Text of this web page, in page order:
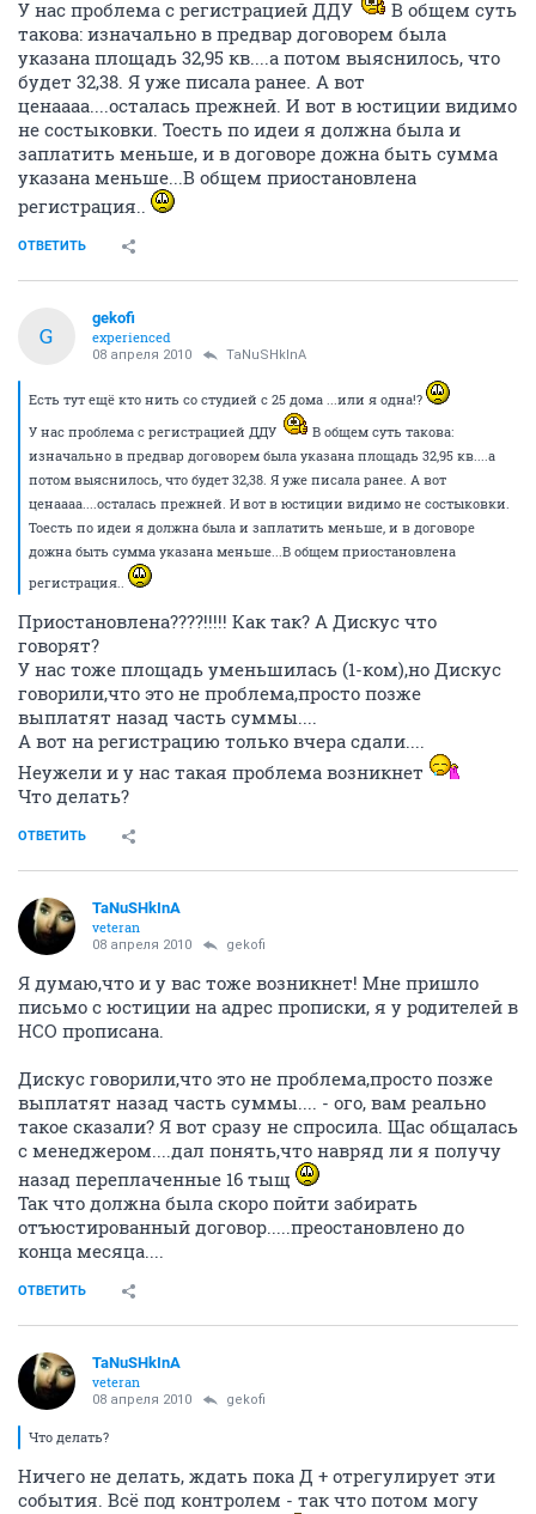
У нас проблема с регистрацией ДДУ
В общем суть
такова: изначально в предвар договорем была
указана площадь 32,95 кв....а потом выяснилось, что
будет 32,38. Я уже писала ранее. А вот
ценаааа....осталась прежней. И вот в юстиции видимо
не состыковки. Тоесть по идеи я должна была и
заплатить меньше, и в договоре дожна быть сумма
указана меньше...В общем приостановлена
регистрация..
ОТВЕТИТЬ
G
gekofi
experienced
08 апреля 2010 TaNuSHkInA
Есть тут ещё кто нить со студией с 25 дома ...или я одна!?
У нас проблема с регистрацией ДДУ
В общем суть такова:
изначально в предвар договорем была указана площадь 32,95 кв....а
потом выяснилось, что будет 32,38. Я уже писала ранее. А вот
ценаааа....осталась прежней. И вот в юстиции видимо не состыковки.
Тоесть по идеи я должна была и заплатить меньше, и в договоре
дожна быть сумма указана меньше...В общем приостановлена
регистрация..
Приостановлена????!!!!! Как так? А Дискус что
говорят?
У нас тоже площадь уменьшилась (1-ком),но Дискус
говорили,что это не проблема,просто позже
выплатят назад часть суммы....
А вот на регистрацию только вчера сдали....
Неужели и у нас такая проблема возникнет
Что делать?
ОТВЕТИТЬ
TaNuSHkInA
veteran
08 апреля 2010 gekofi
Я думаю,что и у вас тоже возникнет! Мне пришло
письмо с юстиции на адрес прописки, я у родителей в
НСО прописана.
Дискус говорили,что это не проблема,просто позже
выплатят назад часть суммы.... - ого, вам реально
такое сказали? Я вот сразу не спросила. Щас общалась
с менеджером....дал понять,что навряд ли я получу
назад переплаченные 16 тыщ
Так что должна была скоро пойти забирать
отъюстированный договор.....преостановлено до
конца месяца....
ОТВЕТИТЬ
TaNuSHkInA
veteran
08 апреля 2010 gekofi
Что делать?
Ничего не делать, ждать пока Д + отрегулирует эти
события. Всё под контролем - так что потом могу